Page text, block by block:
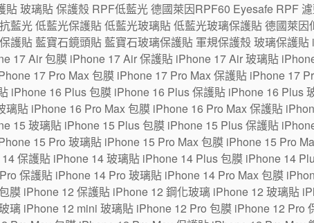
貼 玻璃貼 保護殼 RPF低藍光 德國萊因RPF60 Eyesafe RPF
藍光 低藍光保護貼 低藍光玻璃貼 低藍光玻璃保護貼 德國萊
護貼 藍寶石鏡頭貼 藍寶石玻璃保護貼 軍規保護殼 玻璃保護
17 Air 包膜 iPhone 17 Air 保護貼 iPhone 17 Air 玻璃貼
17 Pro Max 包膜 iPhone 17 Pro Max 保護貼 iPhone 17
iPhone 16 Plus 包膜 iPhone 16 Plus 保護貼 iPhone 16 Plus
璃貼 iPhone 16 Pro Max 包膜 iPhone 16 Pro Max 保護貼
15 玻璃貼 iPhone 15 Plus 包膜 iPhone 15 Plus 保護貼
15 Pro 玻璃貼 iPhone 15 Pro Max 包膜 iPhone 15 Pro
保護貼 iPhone 14 玻璃貼 iPhone 14 Plus 包膜 iPhone 14
保護貼 iPhone 14 Pro 玻璃貼 iPhone 14 Pro Max 包膜
膜 iPhone 12 保護貼 iPhone 12 鋼化玻璃 iPhone 12 玻璃貼
璃 iPhone 12 mini 玻璃貼 iPhone 12 Pro 包膜 iPhone 12 Pro